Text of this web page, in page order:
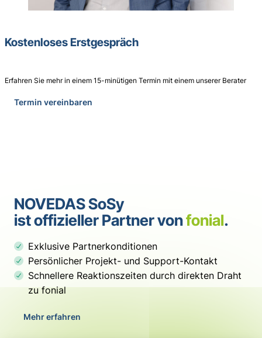
Kostenloses Erstgespräch
Erfahren Sie mehr in einem 15-minütigen Termin mit einem unserer Berater
Termin vereinbaren
NOVEDAS SoSy
ist offizieller Partner vonfonial.
Exklusive Partnerkonditionen
Persönlicher Projekt- und Support-Kontakt
Schnellere Reaktionszeiten durch direkten Draht
zu fonial
Mehr erfahren